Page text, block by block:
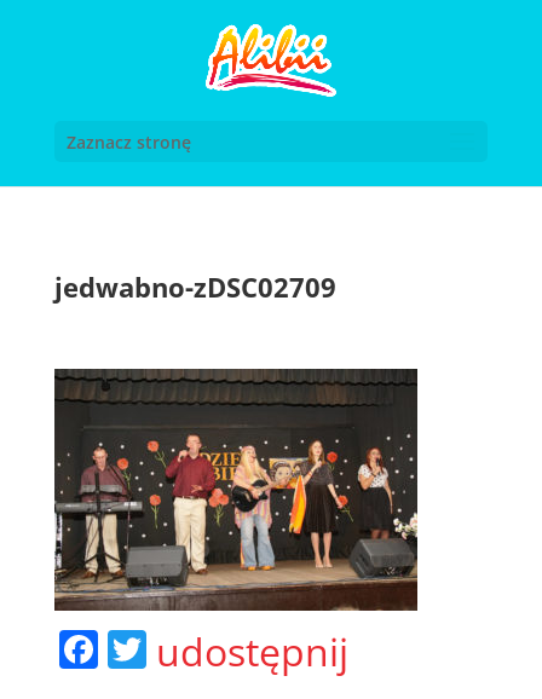
Zaznacz stronę
jedwabno-zDSC02709
F Tudostępnij